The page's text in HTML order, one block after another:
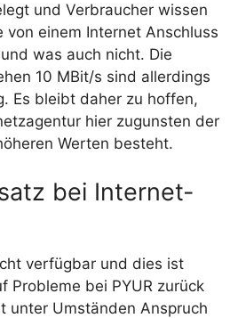
und Verbraucher wissen
von einem Internet Anschluss
was auch nicht. Die
10 MBit/s sind allerdings
Es bleibt daher zu hoffen,
hier zugunsten der
Werten besteht.
bei Internet-
verfügbar und dies ist
Probleme bei PYUR zurück
unter Umständen Anspruch